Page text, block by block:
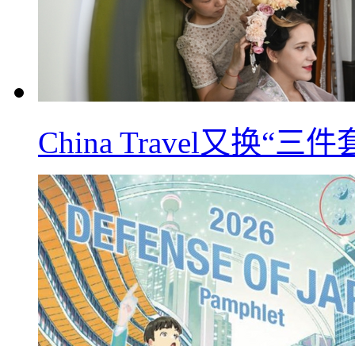
China Travel又换“三